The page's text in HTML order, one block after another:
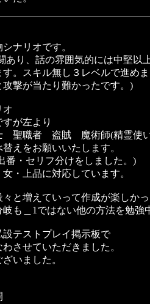
ナリオです。
あり、話の雰囲気的には中堅以
。スキル無し３レベルで進めま
攻撃が当たり難かったです。)
オ
が左より
聖職者 盗賊 魔術師(精霊使
えをお願いいたします。
番・セリフ分けをしました。)
・上品に対応しています。
と増えていって作成が楽しかっ
岐も＿1ではない他の方法を勉強
設テストプレイ掲示板で
させていただきました。
いました。